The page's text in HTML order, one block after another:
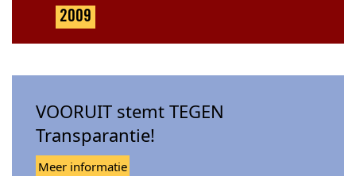
2009
VOORUIT stemt TEGEN
Transparantie!
Meer informatie